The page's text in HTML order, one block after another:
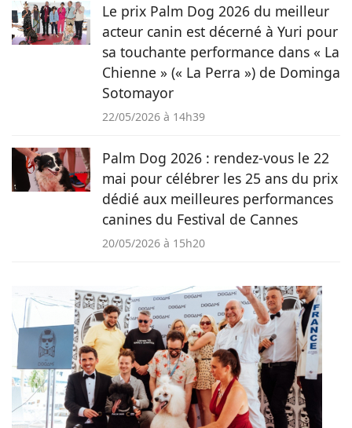
Le prix Palm Dog 2026 du meilleur
acteur canin est décerné à Yuri pour
sa touchante performance dans « La
Chienne » (« La Perra ») de Dominga
Sotomayor
22/05/2026 à 14h39
Palm Dog 2026 : rendez-vous le 22
mai pour célébrer les 25 ans du prix
dédié aux meilleures performances
canines du Festival de Cannes
20/05/2026 à 15h20